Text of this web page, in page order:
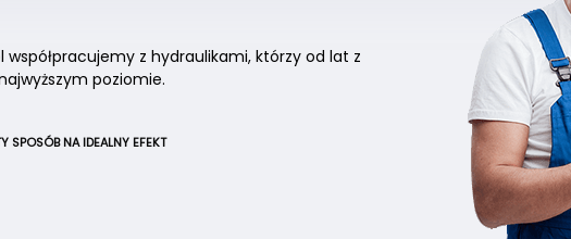
z hydraulikami, którzy od lat z
poziomie.
SPOSÓB NA IDEALNY EFEKT